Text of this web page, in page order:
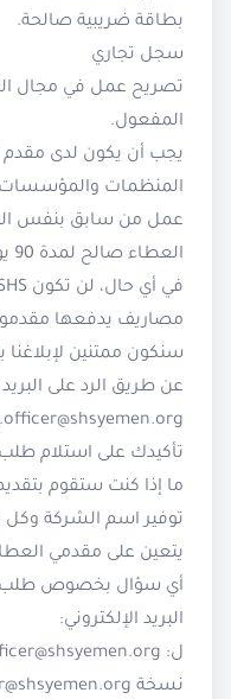
بطاقة ضريبية صالحة.
سجل تجاري
تصريح عمل في مجال
المفعول.
يجب أن يكون لدى مقدم
المنظمات
عمل من سابق بنفس
العطاء صالح لمدة 90 يوما من تاريخ فتح المظاريف.
مصاريف يدفعها مقدموا
سنكون ممتنين
عن طريق الرد على البريد
تأكيدك على استلام
ما إذا كنت ستقوم
توفير اسم الشركة وكل
يتعين على مقدمي
أي سؤال بخصوص طلب
البريد الإلكتروني:
ل:
نسخة